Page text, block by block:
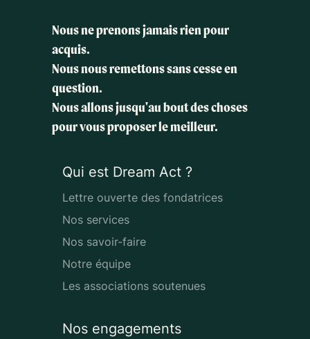
Nous ne prenons jamais rien pour
acquis.
Nous nous remettons sans cesse en
question.
Nous allons jusqu'au bout des choses
pour vous proposer le meilleur.
Qui est Dream Act ?
Lettre ouverte des fondatrices
Nos services
Nos savoir-faire
Notre équipe
Les associations soutenues
Nos engagements